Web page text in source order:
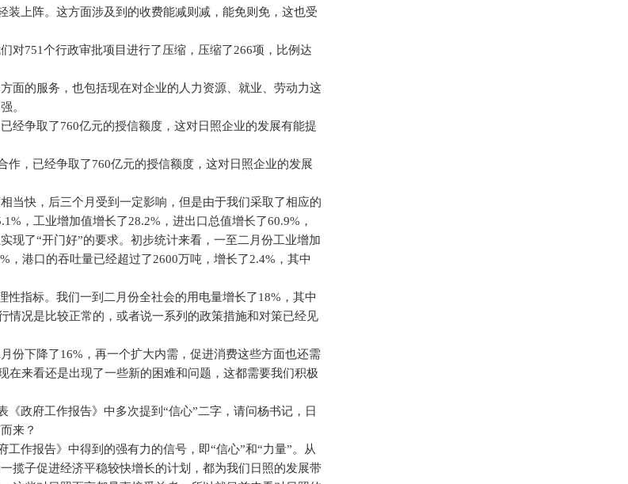
上阵。这方面涉及到的收费能减则减，能免则免，这也受
对751个行政审批项目进行了压缩，压缩了266项，比例达
面的服务，也包括现在对企业的人力资源、就业、劳动力这
。
经争取了760亿元的授信额度，这对日照企业的发展有能提
作，已经争取了760亿元的授信额度，这对日照企业的发展
当快，后三个月受到一定影响，但是由于我们采取了相应的
，工业增加值增长了28.2% ，进出口总值增长了60.9% ，
现了“开门好”的要求。初步统计来看，一至二月份工业增加
，港口的吞吐量已经超过了2600万吨，增长了2.4% ，其中
指标。我们一到二月份全社会的用电量增长了18% ，其中
情况是比较正常的，或者说一系列的政策措施和对策已经见
份下降了16% ，再一个扩大内需，促进消费这些方面也还需
在来看还是出现了一些新的困难和问题，这都需要我们积极
政府工作报告》中多次提到“信心”二字，请问杨书记，日
来？
作报告》中得到的强有力的信号，即“信心”和“力量”。从
揽子促进经济平稳较快增长的计划，都为我们日照的发展带